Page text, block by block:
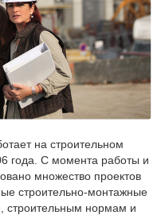
на строительном
года. С момента работы и
множество проектов
строительно-монтажные
строительным нормам и